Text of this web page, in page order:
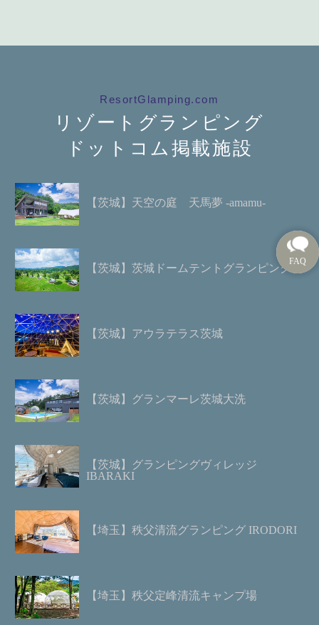
ResortGlamping.com
リゾートグランピング
ドットコム掲載施設
【茨城】天空の庭 天馬夢 -amamu-
【茨城】茨城ドームテントグランピング
【茨城】アウラテラス茨城
【茨城】グランマーレ茨城大洗
【茨城】グランピングヴィレッジ
IBARAKI
【埼玉】秩父清流グランピング IRODORI
【埼玉】秩父定峰清流キャンプ場